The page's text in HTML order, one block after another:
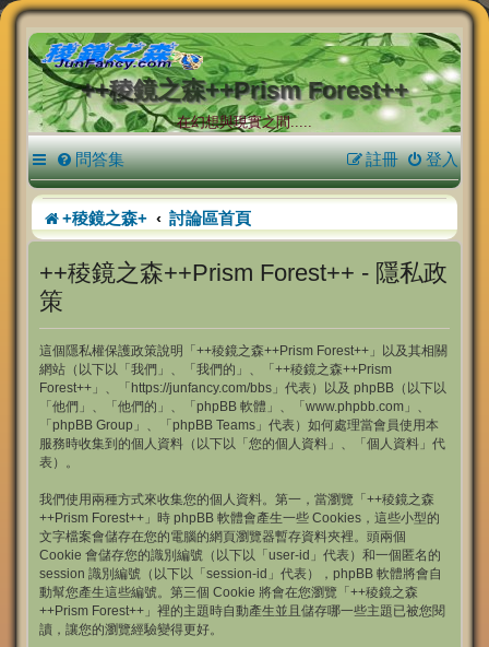
++稜鏡之森++Prism Forest++
在幻想與現實之間.....
問答集 登入
註冊
+稜鏡之森+ 討論區首頁
++稜鏡之森++Prism Forest++ - 隱私政
策
這個隱私權保護政策說明「++稜鏡之森++Prism Forest++」以及其相關
網站（以下以「我們」、「我們的」、「++稜鏡之森++Prism
Forest++」、「https://junfancy.com/bbs」代表）以及 phpBB（以下以
「他們」、「他們的」、「phpBB 軟體」、「www.phpbb.com」、
「phpBB Group」、「phpBB Teams」代表）如何處理當會員使用本
服務時收集到的個人資料（以下以「您的個人資料」、「個人資料」代
表）。
我們使用兩種方式來收集您的個人資料。第一，當瀏覽「++稜鏡之森
++Prism Forest++」時 phpBB 軟體會產生一些 Cookies，這些小型的
文字檔案會儲存在您的電腦的網頁瀏覽器暫存資料夾裡。頭兩個
Cookie 會儲存您的識別編號（以下以「user-id」代表）和一個匿名的
session 識別編號（以下以「session-id」代表），phpBB 軟體將會自
動幫您產生這些編號。第三個 Cookie 將會在您瀏覽「++稜鏡之森
++Prism Forest++」裡的主題時自動產生並且儲存哪一些主題已被您閱
讀，讓您的瀏覽經驗變得更好。